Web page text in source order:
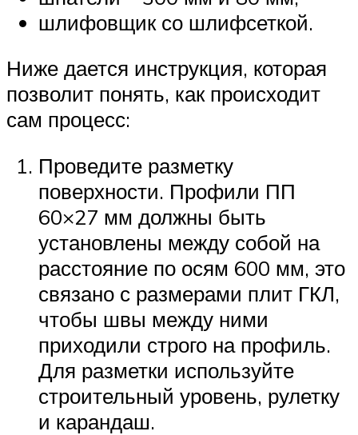
шлифовщик со шлифсеткой.
Ниже дается инструкция, которая
позволит понять, как происходит
сам процесс:
Проведите разметку
поверхности. Профили ПП
60×27 мм должны быть
установлены между собой на
расстояние по осям 600 мм, это
связано с размерами плит ГКЛ,
чтобы швы между ними
приходили строго на профиль.
Для разметки используйте
строительный уровень, рулетку
и карандаш.